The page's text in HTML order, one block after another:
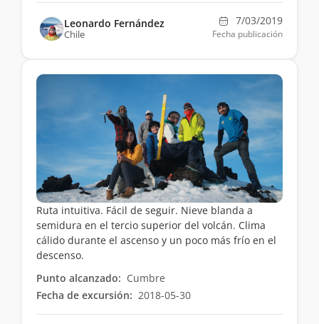
Leonardo Fernández
Chile
7/03/2019
Fecha publicación
Ruta intuitiva. Fácil de seguir. Nieve blanda a
semidura en el tercio superior del volcán. Clima
cálido durante el ascenso y un poco más frío en el
descenso.
Punto alcanzado: Cumbre
Fecha de excursión: 2018-05-30